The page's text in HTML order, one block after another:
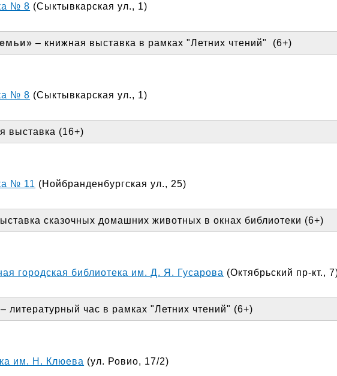
№ 8 (Сыктывкарская ул., 1)
– книжная выставка в рамках "Летних чтений" (6+)
№ 8 (Сыктывкарская ул., 1)
выставка (16+)
№ 11 (Нойбранденбургская ул., 25)
сказочных домашних животных в окнах библиотеки (6+)
городская библиотека им. Д. Я. Гусарова (Октябрьский пр-кт.,
– литературный час в рамках "Летних чтений" (6+)
им. Н. Клюева (ул. Ровио, 17/2)